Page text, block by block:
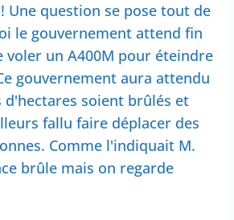
Une question se pose tout de
le gouvernement attend fin
un A400M pour éteindre
gouvernement aura attendu
d'hectares soient brûlés et
fallu faire déplacer des
Comme l'indiquait M.
brûle mais on regarde